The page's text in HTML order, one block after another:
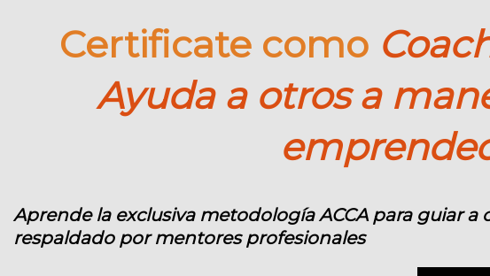
Certificate como
Ayuda a otros a
Aprende la exclusiva metodología ACCA para guiar
respaldado por mentores profesionales